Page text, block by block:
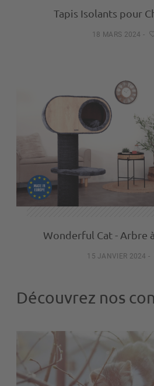
Tapis Isolants pour
18 MARS 2024 -
Wonderful Cat - Arbre
15 JANVIER 2024 -
Découvrez nos